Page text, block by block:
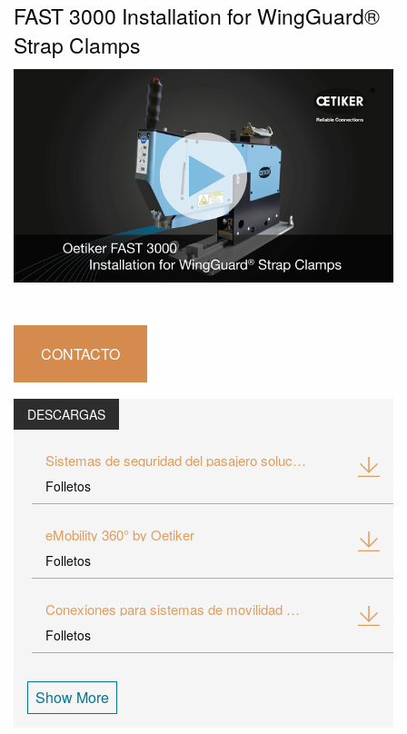
FAST 3000 Installation for WingGuard®
Strap Clamps
CONTACTO
DESCARGAS
Sistemas de seguridad del pasajero soluciones de conexión
Folletos
eMobility 360° by Oetiker
Folletos
Conexiones para sistemas de movilidad eléctrica
Folletos
Show More